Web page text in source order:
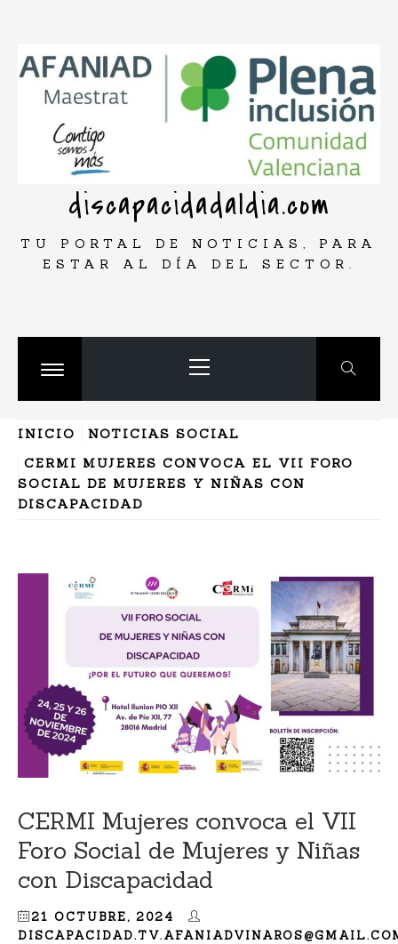
contenido
discapacidadaldia.com
TU PORTAL DE NOTICIAS, PARA
ESTAR AL DÍA DEL SECTOR.
Cambiar
principal
INICIO
NOTICIAS SOCIAL
CERMI MUJERES CONVOCA EL VII FORO
SOCIAL DE MUJERES Y NIÑAS CON
DISCAPACIDAD
CERMI Mujeres convoca el VII
Foro Social de Mujeres y Niñas
con Discapacidad
21 OCTUBRE, 2024